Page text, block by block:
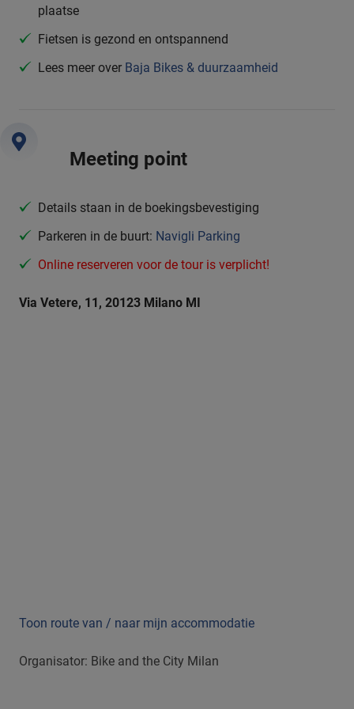
plaatse
Fietsen is gezond en ontspannend
Lees meer over Baja Bikes & duurzaamheid
Meeting point
Details staan in de boekingsbevestiging
Parkeren in de buurt: Navigli Parking
Online reserveren voor de tour is verplicht!
Via Vetere, 11, 20123 Milano MI
Toon route van / naar mijn accommodatie
Organisator: Bike and the City Milan